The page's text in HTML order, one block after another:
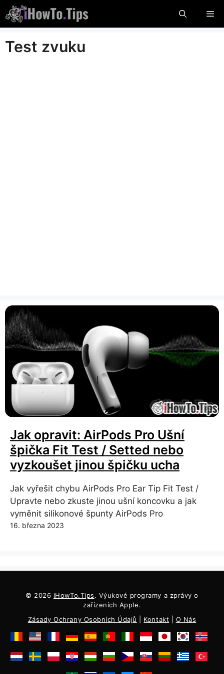
Přeskočit
na
obsah
Test zvuku
Jak opravit: AirPods Pro Ušní
špička Fit Test / Setted nebo
vyzkoušet jinou špičku ucha
Jak vyřešit chybu AirPods Pro Ear Tip Fit Test /
Upravte nebo zkuste jinou ušní koncovku a jak
vyměnit silikonové špunty AirPods Pro
16. března 2023
© 2026 iHowTo.Tips. Výukové programy a zprávy o
zařízeních Apple.
Zásady Ochrany Osobních Údajů
Kontakt O Nás